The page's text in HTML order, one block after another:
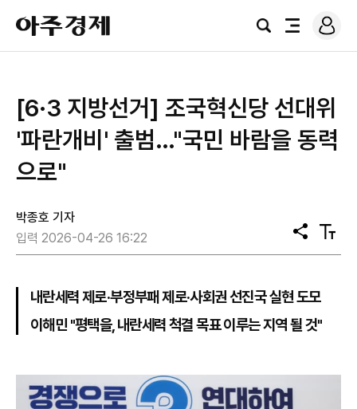
아
주
경
검
전
로
그
[6·3 지방선거] 조국혁신당 선대위
'파란개비' 출범…"국민 바람을 동력
으로"
박종호 기자
입력 2026-04-26 16:22
공
유
텍
스
내란세력 제로·부정부패 제로·사회권 선진국 실현 도모
이해민 "평택을, 내란세력 척결 목표 이루는 지역 될 것"